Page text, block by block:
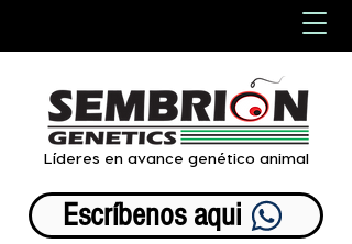
Líderes en avance genético animal
Escríbenos aqui